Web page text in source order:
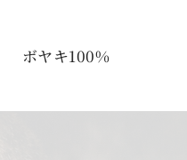
ボヤキ100%